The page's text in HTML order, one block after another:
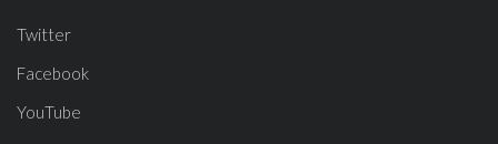
Twitter
Facebook
YouTube